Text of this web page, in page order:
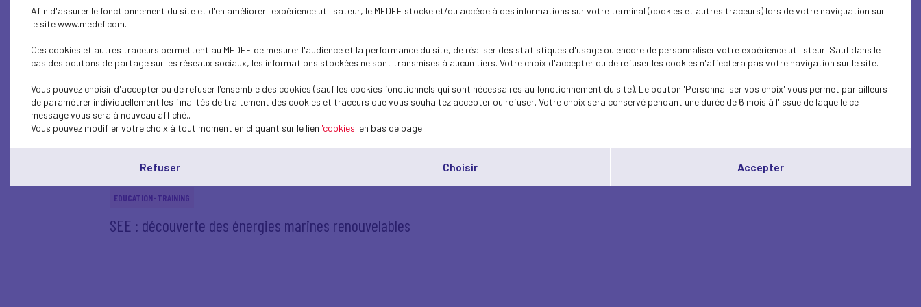
Des stages obligatoires en entreprise pour tous les proviseurs...
Taxe d’apprentissage : Soutenez l’ADREE qui accompagne les jeunes...
EDUCATION-TRAINING
SEE : 10ème édition de l’opération « binômes » en Anjou
Dans le Loir-et-Cher, « les boss invitent les profs »
EDUCATION-TRAINING
SEE : découverte des énergies marines renouvelables
Afin d'assurer le fonctionnement du site et d'en améliorer l'expérience utilisateur, le MEDEF stocke et/ou accède à des informations sur votre terminal (cookies et autres traceurs) lors de votre naviguation sur
le site www.medef.com.
Ces cookies et autres traceurs permettent au MEDEF de mesurer l'audience et la performance du site, de réaliser des statistiques d'usage ou encore de personnaliser votre expérience utilisteur. Sauf dans le
cas des boutons de partage sur les réseaux sociaux, les informations stockées ne sont transmises à aucun tiers. Votre choix d'accepter ou de refuser les cookies n'affectera pas votre navigation sur le site.
Vous pouvez choisir d'accepter ou de refuser l'ensemble des cookies (sauf les cookies fonctionnels qui sont nécessaires au fonctionnement du site). Le bouton 'Personnaliser vos choix' vous permet par ailleurs
de paramétrer individuellement les finalités de traitement des cookies et traceurs que vous souhaitez accepter ou refuser. Votre choix sera conservé pendant une durée de 6 mois à l'issue de laquelle ce
message vous sera à nouveau affiché..
Vous pouvez modifier votre choix à tout moment en cliquant sur le lien 'cookies' en bas de page.
Refuser Choisir Accepter